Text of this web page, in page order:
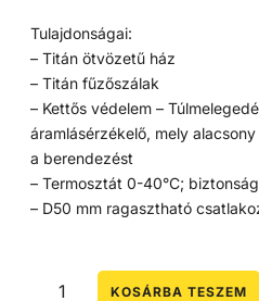
Tulajdonságai:
– Titán ötvözetű ház
– Titán fűzőszálak
– Kettős védelem –
áramlásérzékelő, mely
a berendezést
– Termosztát 0-40°C;
– D50 mm ragasztható
KOSÁRBA TESZEM